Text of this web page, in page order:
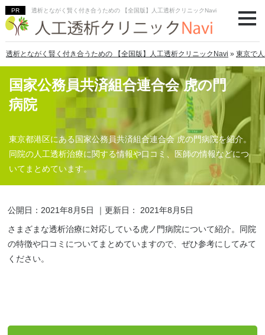
透析とながく賢く付き合うための 【全国版】人工透析クリニックNavi
透析とながく賢く付き合うための 【全国版】人工透析クリニックNavi » 東京で
国家公務員共済組合連合会 虎の門
病院
東京都港区にある国家公務員共済組合連合会 虎の門病院を紹介。
同院の人工透析治療に関する情報や口コミ、医師の情報などにつ
いてまとめています。
公開日： 2021年8月5日 ｜更新日： 2021年8月5日
さまざまな透析治療に対応している虎ノ門病院について紹介。同院
の特徴や口コミについてまとめていますので、ぜひ参考にしてみて
ください。